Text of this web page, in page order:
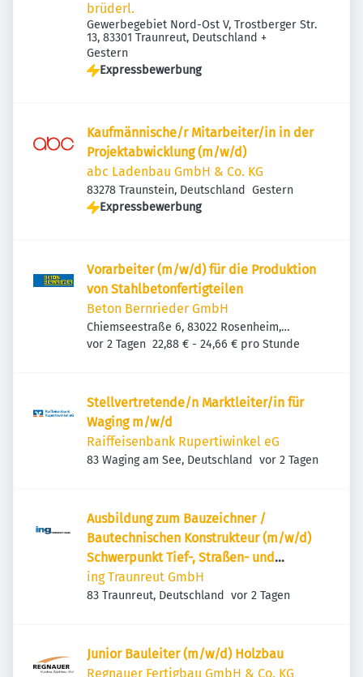
brüderl.
Gewerbegebiet Nord-Ost V, Trostberger Str.
13, 83301 Traunreut, Deutschland +
Veröffentlicht
Gestern
Expressbewerbung
Kaufmännische/r Mitarbeiter/in in der
Projektabwicklung (m/w/d)
abc Ladenbau GmbH & Co. KG
83278 Traunstein, Deutschland Veröffentlicht
Gestern
Expressbewerbung
Vorarbeiter (m/w/d) für die Produktion
von Stahlbetonfertigteilen
Beton Bernrieder GmbH
Chiemseestraße 6, 83022 Rosenheim,
Deutschland
Veröffentlicht:
vor 2 Tagen 22,88 € - 24,66 € pro Stunde
Stellvertretende/n Marktleiter/in für
Waging m/w/d
Raiffeisenbank Rupertiwinkel eG
83 Waging am See, Deutschland Veröffentlicht
vor 2 Tagen
Ausbildung zum Bauzeichner /
Bautechnischen Konstrukteur (m/w/d)
Schwerpunkt Tief-, Straßen- und
Landschaftsbau für 2027
ing Traunreut GmbH
83 Traunreut, Deutschland Veröffentlicht
vor 2 Tagen
Junior Bauleiter (m/w/d) Holzbau
Regnauer Fertigbau GmbH & Co. KG